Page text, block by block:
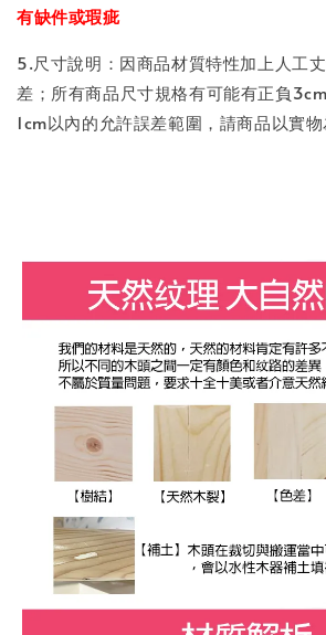
有缺件或瑕疵
5.尺寸說明：因商品材質特性加上人工
差；所有商品尺寸規格有可能有正負
1cm以內的允許誤差範圍，請商品以實物